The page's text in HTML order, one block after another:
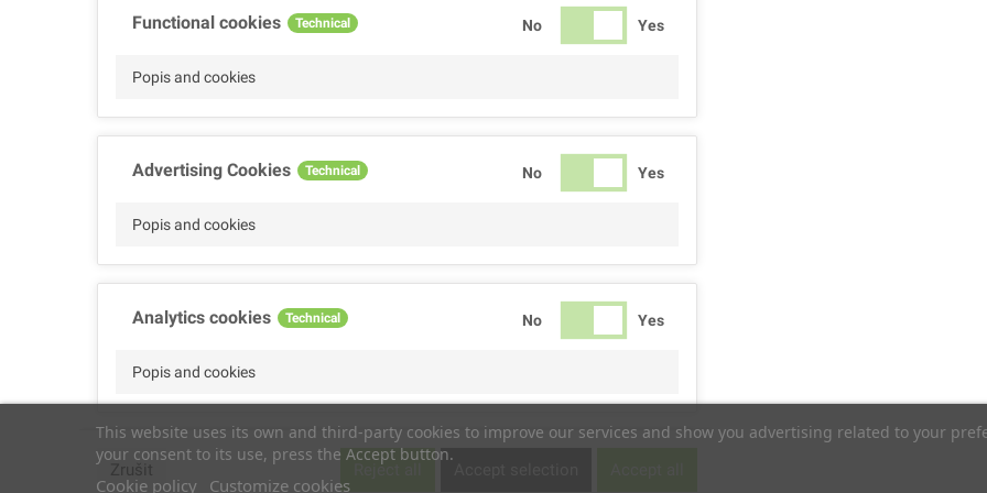
This website uses its own and third-party cookies to improve our services and show you advertising related to your
your consent to its use, press the Accept button.
Cookie policy Customize cookies
Functional cookies Technical No Yes
Popis and cookies
Advertising Cookies Technical No Yes
Popis and cookies
Analytics cookies Technical No Yes
Popis and cookies
Performance cookies
Zrušit Reject all